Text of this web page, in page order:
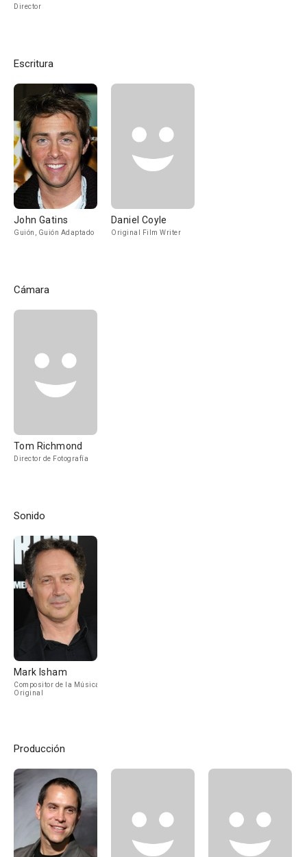
Director
Escritura
John Gatins
Guión, Guión Adaptado
Daniel Coyle
Original Film Writer
Cámara
Tom Richmond
Director de Fotografía
Sonido
Mark Isham
Compositor de la Música
Original
Producción